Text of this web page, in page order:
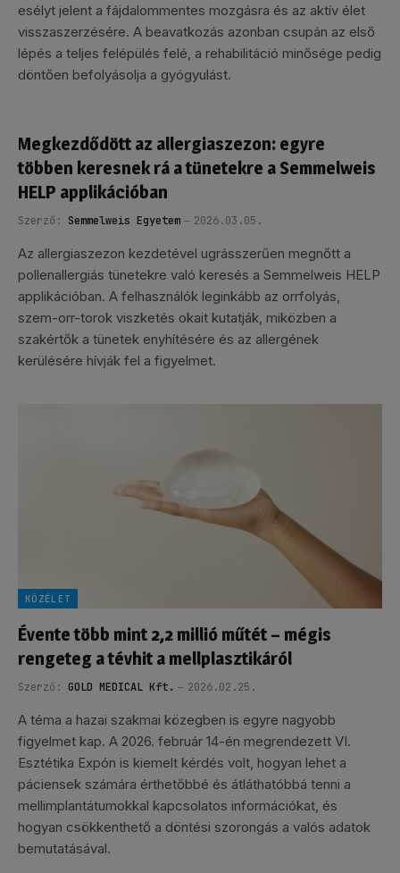
esélyt jelent a fájdalommentes mozgásra és az aktív élet
visszaszerzésére. A beavatkozás azonban csupán az első
lépés a teljes felépülés felé, a rehabilitáció minősége pedig
döntően befolyásolja a gyógyulást.
Megkezdődött az allergiaszezon: egyre
többen keresnek rá a tünetekre a Semmelweis
HELP applikációban
Szerző: Semmelweis Egyetem 2026.03.05.
Az allergiaszezon kezdetével ugrásszerűen megnőtt a
pollenallergiás tünetekre való keresés a Semmelweis HELP
applikációban. A felhasználók leginkább az orrfolyás,
szem-orr-torok viszketés okait kutatják, miközben a
szakértők a tünetek enyhítésére és az allergének
kerülésére hívják fel a figyelmet.
KÖZÉLET
Évente több mint 2,2 millió műtét – mégis
rengeteg a tévhit a mellplasztikáról
Szerző: GOLD MEDICAL Kft. 2026.02.25.
A téma a hazai szakmai közegben is egyre nagyobb
figyelmet kap. A 2026. február 14-én megrendezett VI.
Esztétika Expón is kiemelt kérdés volt, hogyan lehet a
páciensek számára érthetőbbé és átláthatóbbá tenni a
mellimplantátumokkal kapcsolatos információkat, és
hogyan csökkenthető a döntési szorongás a valós adatok
bemutatásával.